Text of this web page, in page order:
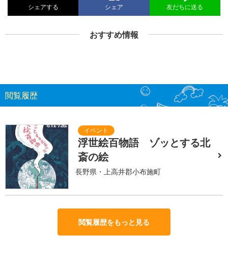
シェアする シェア 友だちに送る
おすすめ情報
閲覧履歴
浮世絵百物語 ゾッとする北
斎の絵
長野県・上高井郡小布施町
閲覧履歴をもっと見る